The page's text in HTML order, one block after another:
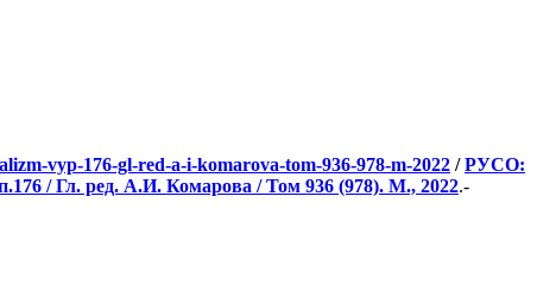
vyp-176-gl-red-a-i-komarova-tom-936-978-m-2022 /РУСО:
/ Гл. ред. А.И. Комарова / Том 936 (978). М., 2022.-